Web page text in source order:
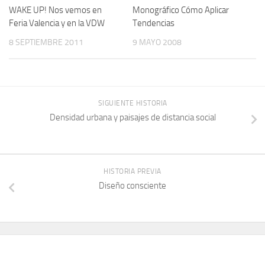
WAKE UP! Nos vemos en
Feria Valencia y en la VDW
8 SEPTIEMBRE 2011
Monográfico Cómo Aplicar
Tendencias
9 MAYO 2008
SIGUIENTE HISTORIA
Densidad urbana y paisajes de distancia social
HISTORIA PREVIA
Diseño consciente